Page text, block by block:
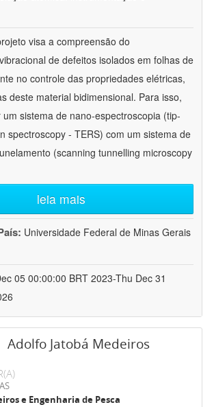
visa a compreensão do
de defeitos isolados em folhas de
no controle das propriedades elétricas,
deste material bidimensional. Para isso,
sistema de nano-espectroscopia (tip-
spectroscopy - TERS) com um sistema de
(scanning tunnelling microscopy
leia mais
Universidade Federal de Minas Gerais
05 00:00:00 BRT 2023-Thu Dec 31
Adolfo Jatobá Medeiros
e Engenharia de Pesca